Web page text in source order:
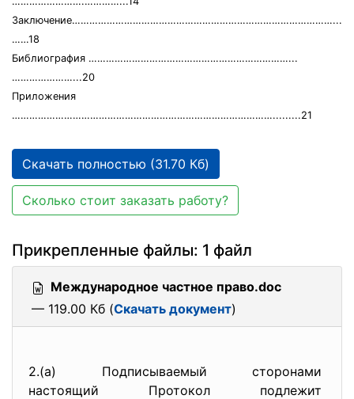
Заключение………………………………………………………………………………...
……18
Библиография ……………………………………………………………...
…………………...20
Приложения
……………………………………………………………………………….........21
Скачать полностью (31.70 Кб)
Сколько стоит заказать работу?
Прикрепленные файлы: 1 файл
Международное частное право.doc
— 119.00 Кб (Скачать документ)
2.(а) Подписываемый сторонами
настоящий Протокол подлежит